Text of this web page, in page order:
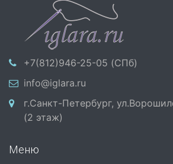
+7(812)946-25-05 (СПб)
info@iglara.ru
г.Санкт-Петербург,
(2 этаж)
Меню